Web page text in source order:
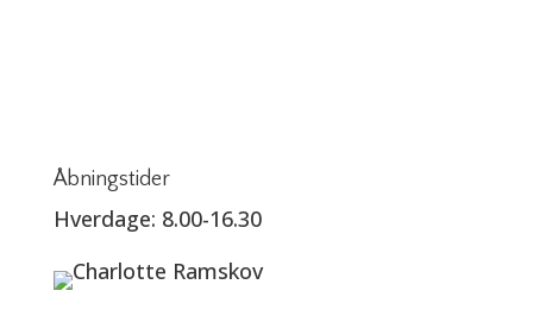
Åbningstider
Hverdage: 8.00-16.30